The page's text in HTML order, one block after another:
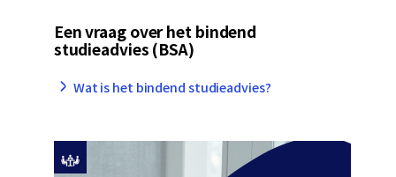
Een vraag over het bindend
studieadvies (BSA)
Wat is het bindend studieadvies?